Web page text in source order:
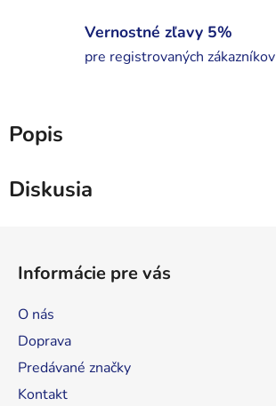
Vernostné zľavy 5%
pre registrovaných zákazníkov
Popis
Diskusia
Informácie pre vás
O nás
Doprava
Predávané značky
Kontakt